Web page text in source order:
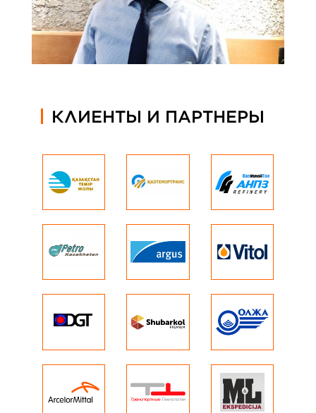
КЛИЕНТЫ И ПАРТНЕРЫ